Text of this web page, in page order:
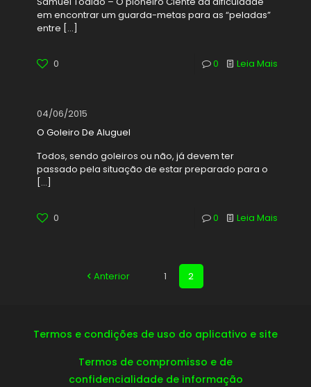
em encontrar um guarda-metas para as “peladas”
entre […]
0 0 Leia Mais
04/06/2015
O Goleiro De Aluguel
Todos, sendo goleiros ou não, já devem ter
passado pela situação de estar preparado para o
[…]
0 0 Leia Mais
Anterior 1 2
Termos e condições de uso do aplicativo e site
Termos de compromisso e de
confidencialidade de informação